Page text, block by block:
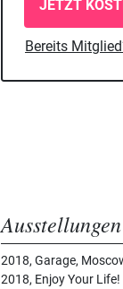
JETZT
Bereits
2018, Garage,
2018, Enjoy Your